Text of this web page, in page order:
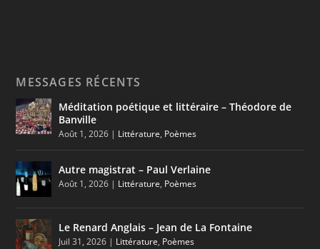
MESSAGES RÉCENTS
Méditation poétique et littéraire – Théodore de
Banville
Août 1, 2026 | Littérature, Poèmes
Autre magistrat – Paul Verlaine
Août 1, 2026 | Littérature, Poèmes
Le Renard Anglais – Jean de La Fontaine
Juil 31, 2026 | Littérature, Poèmes